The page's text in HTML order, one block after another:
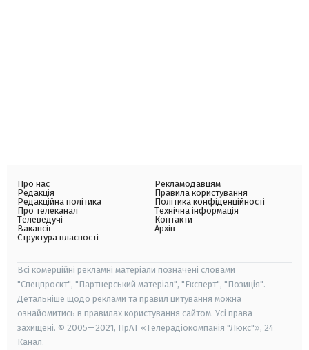
Про нас
Редакція
Редакційна політика
Про телеканал
Телеведучі
Вакансії
Структура власності
Рекламодавцям
Правила користування
Політика конфіденційності
Технічна інформація
Контакти
Архів
Всі комерційні рекламні матеріали позначені словами
"Спецпроєкт", "Партнерський матеріал", "Експерт", "Позиція".
Детальніше щодо реклами та правил цитування можна
ознайомитись в правилах користування сайтом. Усі права
захищені. © 2005—2021, ПрАТ «Телерадіокомпанія "Люкс"», 24
Канал.